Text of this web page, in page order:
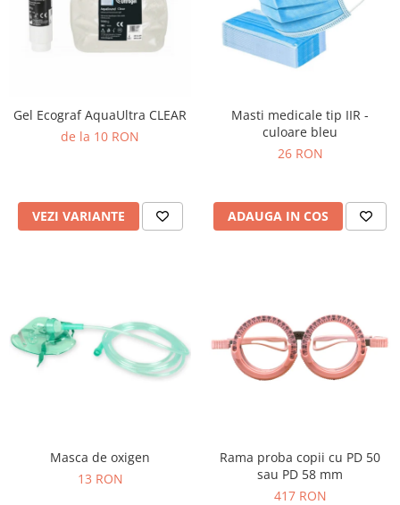
Gel Ecograf AquaUltra CLEAR
de la 10 RON
VEZI VARIANTE
Masti medicale tip IIR -
culoare bleu
26 RON
ADAUGA IN COS
Masca de oxigen
13 RON
Rama proba copii cu PD 50
sau PD 58 mm
417 RON